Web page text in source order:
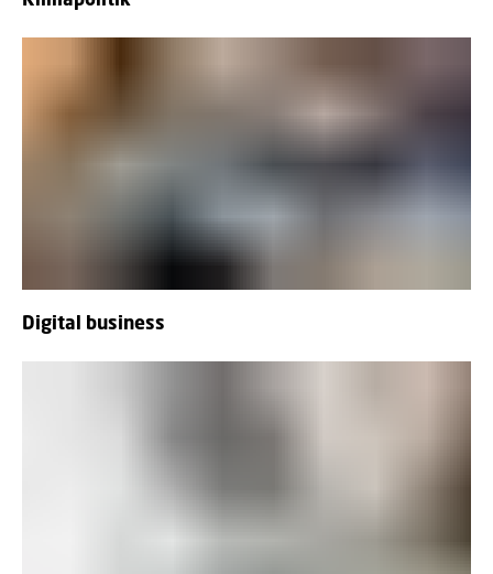
Digital business